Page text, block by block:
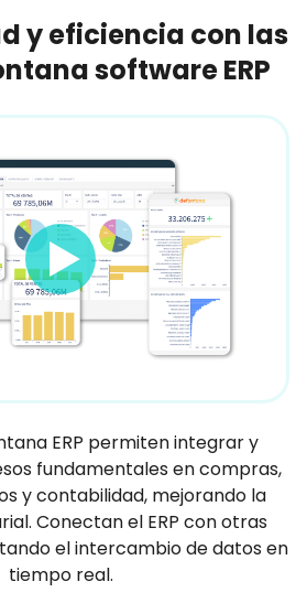
y eficiencia con las
software ERP
ERP permiten integrar y
fundamentales en compras,
y contabilidad, mejorando la
Conectan el ERP con otras
el intercambio de datos en
tiempo real.